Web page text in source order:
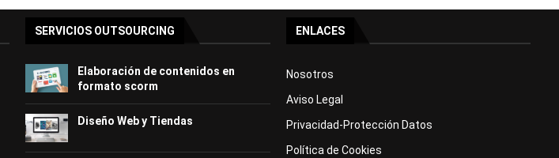
SERVICIOS OUTSOURCING
Elaboración de contenidos en
formato scorm
Diseño Web y Tiendas
ENLACES
Nosotros
Aviso Legal
Privacidad-Protección Datos
Política de Cookies